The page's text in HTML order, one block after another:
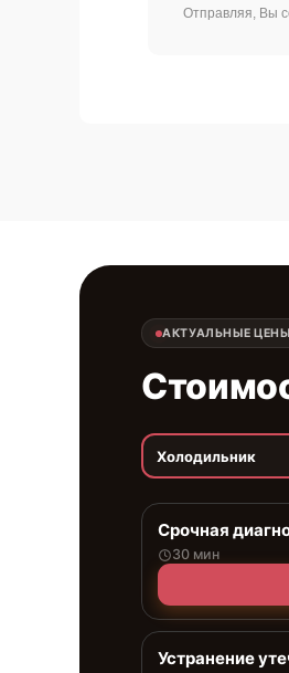
Отправляя, Вы
АКТУАЛЬНЫЕ ЦЕНЫ
Холодильник
Срочная
30 мин
Устранение